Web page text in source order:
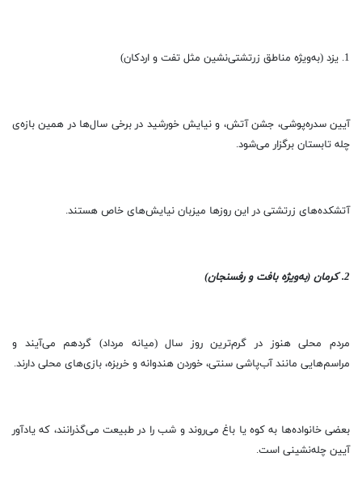
1. یزد (به‌ویژه مناطق زرتشتی‌نشین مثل تفت و اردکان)
آیین سدره‌پوشی، جشن آتش، و نیایش خورشید در برخی سال‌ها در همین بازه‌ی
چله تابستان برگزار می‌شود.
آتشکده‌های زرتشتی در این روزها میزبان نیایش‌های خاص هستند.
2. کرمان (به‌ویژه بافت و رفسنجان)
مردم محلی هنوز در گرم‌ترین روز سال (میانه مرداد) گردهم می‌آیند و
مراسم‌هایی مانند آب‌پاشی سنتی، خوردن هندوانه و خربزه، بازی‌های محلی دارند.
بعضی خانواده‌ها به کوه یا باغ می‌روند و شب را در طبیعت می‌گذرانند، که یادآور
آیین چله‌نشینی است.